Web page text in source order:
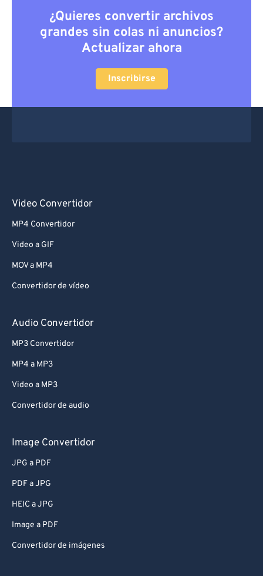
¿Quieres convertir archivos
grandes sin colas ni anuncios?
Actualizar ahora
Inscribirse
Video Convertidor
MP4 Convertidor
Video a GIF
MOV a MP4
Convertidor de vídeo
Audio Convertidor
MP3 Convertidor
MP4 a MP3
Video a MP3
Convertidor de audio
Image Convertidor
JPG a PDF
PDF a JPG
HEIC a JPG
Image a PDF
Convertidor de imágenes